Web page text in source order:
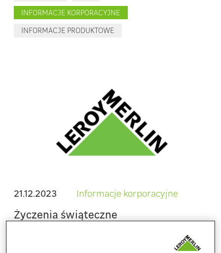
INFORMACJE KORPORACYJNE
INFORMACJE PRODUKTOWE
21.12.2023 Informacje korporacyjne
Życzenia świąteczne
Życzymy radosnych świąt wszystkim naszym